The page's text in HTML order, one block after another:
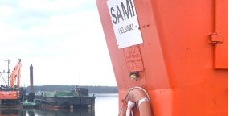
sådana identifierare och annan
enhet till de sociala medier och
som vi samarbetar med.
kombinera informationen med annan
har tillhandahållit eller som de har
använt deras tjänster.